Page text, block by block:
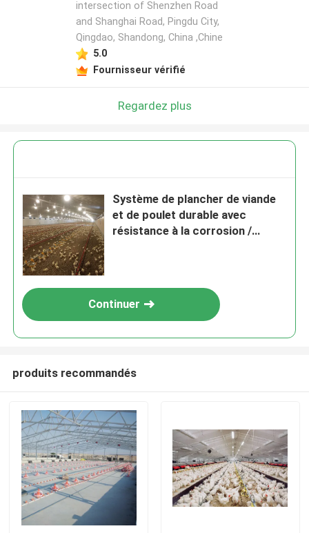
intersection of Shenzhen Road
and Shanghai Road, Pingdu City,
Qingdao, Shandong, China ,Chine
5.0
Fournisseur vérifié
Regardez plus
Système de plancher de viande
et de poulet durable avec
résistance à la corrosion /
Continuer
produits recommandés